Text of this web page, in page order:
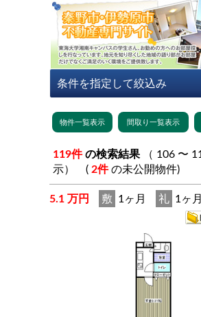
119件 の検索結果
示） ( 2件 の未公開物件)
5.1 万円 敷 1ヶ月 礼 1ヶ月